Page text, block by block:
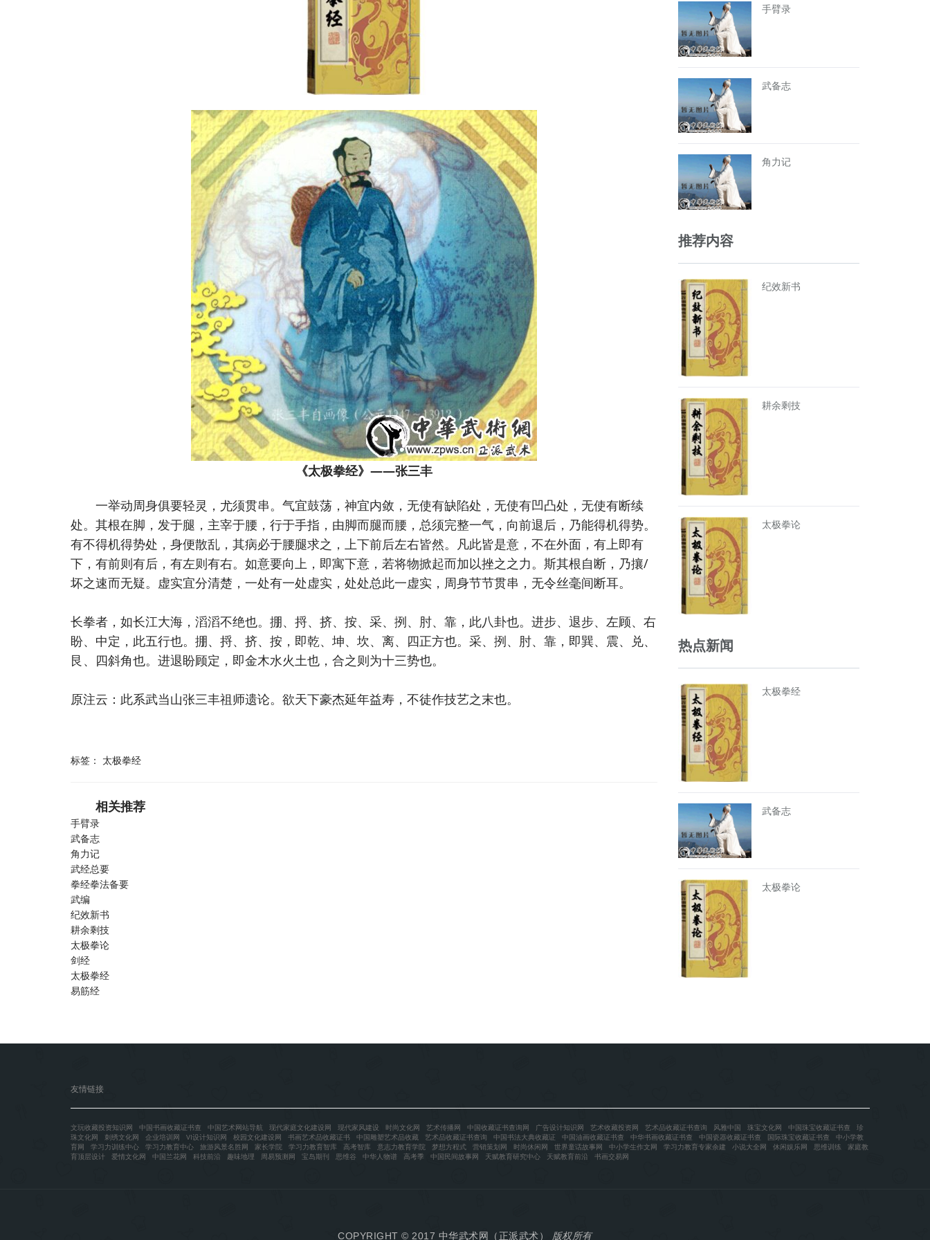
《太极拳经》——张三丰
一举动周身俱要轻灵，尤须贯串。气宜鼓荡，神宜内敛，无使有缺陷处，无使有凹凸处，无使有断续
处。其根在脚，发于腿，主宰于腰，行于手指，由脚而腿而腰，总须完整一气，向前退后，乃能得机得势。
有不得机得势处，身便散乱，其病必于腰腿求之，上下前后左右皆然。凡此皆是意，不在外面，有上即有
下，有前则有后，有左则有右。如意要向上，即寓下意，若将物掀起而加以挫之之力。斯其根自断，乃攘/
坏之速而无疑。虚实宜分清楚，一处有一处虚实，处处总此一虚实，周身节节贯串，无令丝毫间断耳。
长拳者，如长江大海，滔滔不绝也。掤、捋、挤、按、采、挒、肘、靠，此八卦也。进步、退步、左顾、右
盼、中定，此五行也。掤、捋、挤、按，即乾、坤、坎、离、四正方也。采、挒、肘、靠，即巽、震、兑、
艮、四斜角也。进退盼顾定，即金木水火土也，合之则为十三势也。
原注云：此系武当山张三丰祖师遗论。欲天下豪杰延年益寿，不徒作技艺之末也。
标签： 太极拳经
相关推荐
手臂录
武备志
角力记
武经总要
拳经拳法备要
武编
纪效新书
耕余剩技
太极拳论
剑经
太极拳经
易筋经
手臂录
武备志
角力记
推荐内容
纪效新书
耕余剩技
太极拳论
热点新闻
太极拳经
武备志
太极拳论
友情链接
文玩收藏投资知识网 中国书画收藏证书查 中国艺术网站导航 现代家庭文化建设网 现代家风建设 时尚文化网 艺术传播网 中国收藏证书查询网 广告设计知识网 艺术收藏投资网 艺术品收藏证书查询 风雅中国 珠宝文化网 中国珠宝收藏证书查
珍
珠文化网
刺绣文化网 企业培训网 VI设计知识网 校园文化建设网 书画艺术品收藏证书 中国雕塑艺术品收藏 艺术品收藏证书查询 中国书法大典收藏证 中国油画收藏证书查 中华书画收藏证书查 中国瓷器收藏证书查 国际珠宝收藏证书查
中小学教
育网
学习力训练中心 学习力教育中心 旅游风景名胜网 家长学院 学习力教育智库 高考智库 意志力教育学院 梦想方程式 营销策划网 时尚休闲网 世界童话故事网 中小学生作文网 学习力教育专家余建 小说大全网 休闲娱乐网 思维训练
家庭教
育顶层设计
爱情文化网 中国兰花网 科技前沿 趣味地理 周易预测网 宝岛期刊 思维谷 中华人物谱 高考季 中国民间故事网 天赋教育研究中心 天赋教育前沿 书画交易网
COPYRIGHT © 2017 中华武术网（正派武术） 版权所有